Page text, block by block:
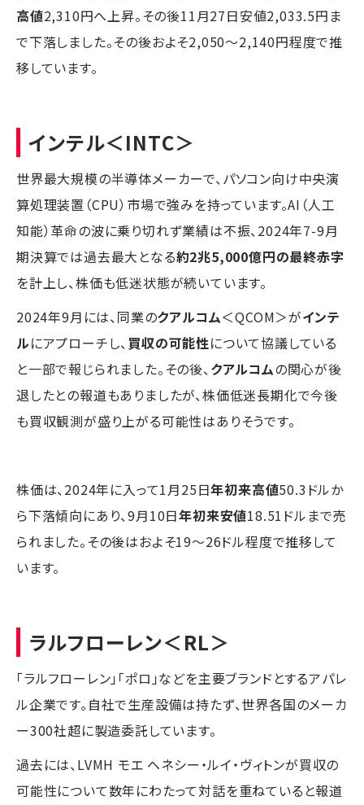
高値2,310円へ上昇。その後11月27日安値2,033.5円ま
で下落しました。その後およそ2,050～2,140円程度で推
移しています。
インテル＜INTC＞
世界最大規模の半導体メーカーで、パソコン向け中央演
算処理装置（CPU）市場で強みを持っています。AI（人工
知能）革命の波に乗り切れず業績は不振、2024年7-9月
期決算では過去最大となる約2兆5,000億円の最終赤字
を計上し、株価も低迷状態が続いています。
2024年9月には、同業のクアルコム＜QCOM＞がインテ
ルにアプローチし、 買収の可能性について協議している
と一部で報じられました。その後、クアルコムの関心が後
退したとの報道もありましたが、株価低迷長期化で今後
も買収観測が盛り上がる可能性はありそうです。
株価は、2024年に入って1月25日年初来高値50.3ドルか
ら下落傾向にあり、9月10日年初来安値18.51ドルまで売
られました。その後はおよそ19～26ドル程度で推移して
います。
ラルフローレン＜RL＞
「ラルフローレン」「ポロ」などを主要ブランドとするアパレ
ル企業です。自社で生産設備は持たず、世界各国のメーカ
ー300社超に製造委託しています。
過去には、LVMH モエ ヘネシー・ルイ・ヴィトンが買収の
可能性について数年にわたって対話を重ねていると報道